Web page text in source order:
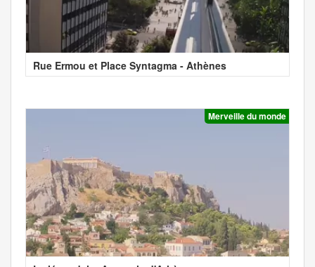
Rue Ermou et Place Syntagma - Athènes
Merveille du monde